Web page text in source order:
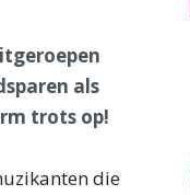
als
trots op!
die